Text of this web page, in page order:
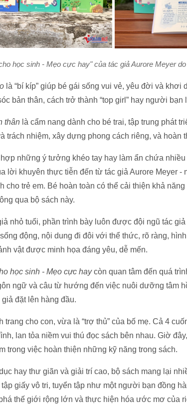
học sinh - Mẹo cực hay" của tác giả Aurore Meyer
là “bí kíp” giúp bé gái sống vui vẻ, yêu đời và khơi
bản thân, cách trở thành “top girl” hay người bạn
thân là cẩm nang dành cho bé trai, tập trung phát
trách nhiệm, xây dựng phong cách riêng, và hoàn
những ý tưởng khéo tay hay làm ẩn chứa
lời khuyên thực tiễn đến từ tác giả Aurore Meyer
cho trẻ em. Bé hoàn toàn có thể cải thiện khả
qua bộ sách này.
nhỏ tuổi, phần trình bày luôn được đội ngũ tác
động, nội dung đi đôi với thể thức, rõ ràng,
vật được minh họa đáng yêu, dễ mến.
học sinh - Mẹo cực haycòn quan tâm đến quá
ngữ và câu từ hướng đến việc nuôi dưỡng tâm
đặt lên hàng đầu.
trang cho con, vừa là “trợ thủ” của bố mẹ. Cả 4
lan tỏa niềm vui thú đọc sách bên nhau. Giờ
trong việc hoàn thiện những kỹ năng trong sách.
hay thư giãn và giải trí cao, bộ sách mang lại
giấy vô tri, tuyển tập như một người bạn đồng
thế giới rộng lớn và thực hiện hóa ước mơ của